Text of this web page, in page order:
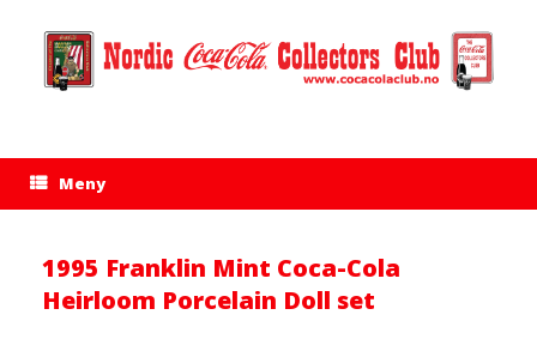
innhold
Meny
1995 Franklin Mint Coca-Cola
Heirloom Porcelain Doll set